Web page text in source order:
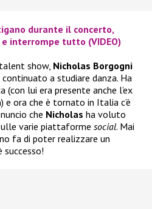
durante il concerto,
interrompe tutto (VIDEO)
show, Nicholas Borgogni
a studiare danza. Ha
(con lui era presente anche l’ex
) e ora che è tornato in Italia c’è
che Nicholas ha voluto
varie piattaforme social. Mai
fa di poter realizzare un
successo!